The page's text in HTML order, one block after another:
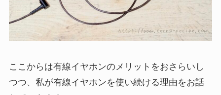
ここからは有線イヤホンのメリットをおさらいし
つつ、私が有線イヤホンを使い続ける理由をお話